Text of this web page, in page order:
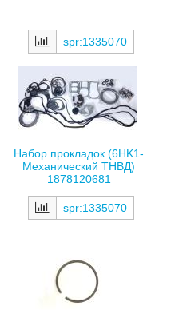
spr:1335070
Набор прокладок (6HK1-
Механический ТНВД)
1878120681
spr:1335070